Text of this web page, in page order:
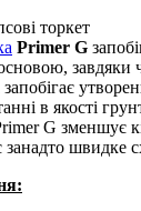
торкет
Primer G
завдяки
в якості
G зменшує
занадто швидке